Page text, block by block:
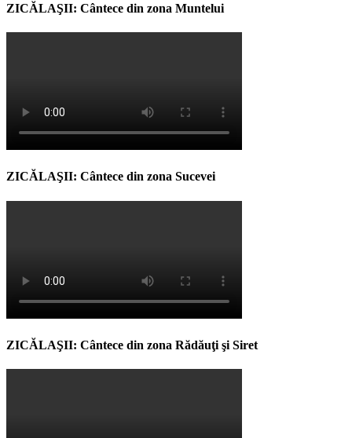
ZICĂLAŞII: Cântece din zona Muntelui
ZICĂLAŞII: Cântece din zona Sucevei
ZICĂLAŞII: Cântece din zona Rădăuţi şi Siret